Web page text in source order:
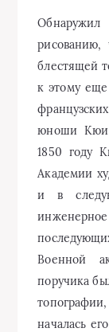
рисованию,
блестящей
к этому
юноши Кюи
1850 году
Академии
и в
Военной
поручика
началась